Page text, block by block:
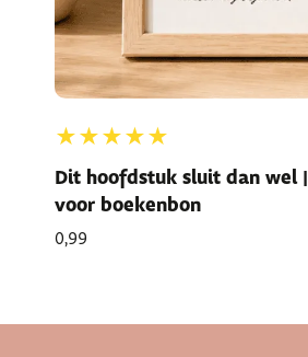
★★★★★
Dit hoofdstuk sluit dan wel
voor boekenbon
0,99